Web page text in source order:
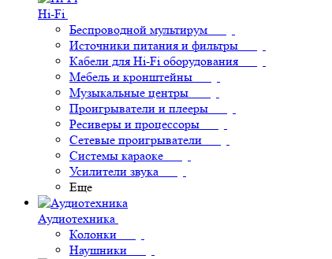
Hi-Fi
Беспроводной мультирум
Источники питания и фильтры
Кабели для Hi-Fi оборудования
Мебель и кронштейны
Музыкальные центры
Проигрыватели и плееры
Ресиверы и процессоры
Сетевые проигрыватели
Системы караоке
Усилители звука
Еще
Аудиотехника
Колонки
Наушники